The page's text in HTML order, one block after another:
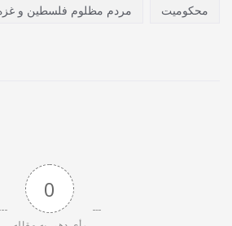
محکومیت مردم مظلوم فلسطین و غزه
0